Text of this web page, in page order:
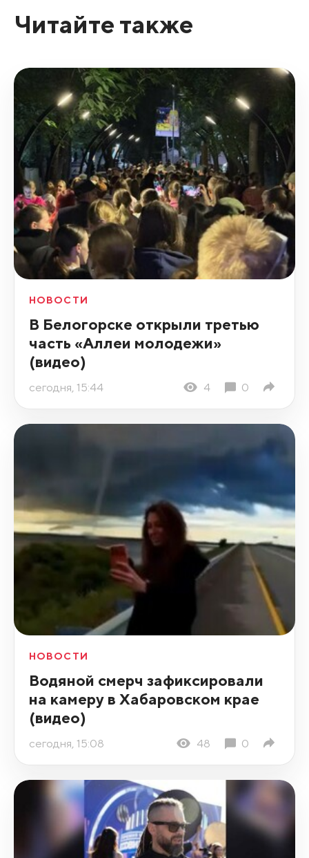
Читайте также
НОВОСТИ
В Белогорске открыли третью
часть «Аллеи молодежи»
(видео)
сегодня, 15:44 4 0
НОВОСТИ
Водяной смерч зафиксировали
на камеру в Хабаровском крае
(видео)
сегодня, 15:08 48 0